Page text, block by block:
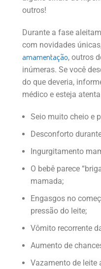
outros!
Durante a fase
com novidades
amamentação, outros
inúmeras. Se você
do que deveria,
médico e esteja
Seio muito cheio e
Desconforto
Ingurgitamento
O bebê parece
mamada;
Engasgos no
pressão do leite;
Vômito recorrente
Aumento de
Vazamento de leite